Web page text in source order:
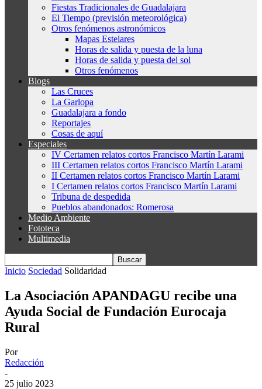
Fiestas Tradicionales de Guadalajara
El Tiempo (previsión meteorológica)
Otros fenómenos astronómicos
Mapas Estelares
Horas de salida y puesta de la luna
Horas de salida y puesta del sol
Otros fenómenos
Blogs
Las Cruces
La Garlopa
Guadalajara a fondo
Reportajes
Cosas de aquí
Especiales
IV Certamen relatos cortos Francisco Martín Larami
III Certamen relatos cortos Francisco Martín Larami
II Certamen relatos cortos Francisco Martín Larami
I Certamen relatos cortos Francisco Martín Larami
Tribuna de despedida
Pueblos abandonados: Romerosa
Medio Ambiente
Fototeca
Multimedia
Inicio Sociedad Solidaridad
La Asociación APANDAGU recibe una
Ayuda Social de Fundación Eurocaja
Rural
Por
Redacción
-
25 julio 2023